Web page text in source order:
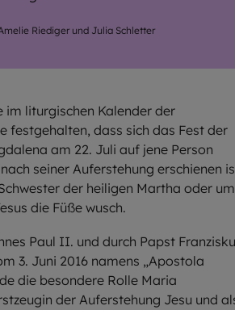
Riediger und Julia Schletter
im liturgischen Kalender der
festgehalten, dass sich das Fest der
am 22. Juli auf jene Person
seiner Auferstehung erschienen
der heiligen Martha oder um
die Füße wusch.
Paul II. und durch Papst
3. Juni 2016 namens „Apostola
die besondere Rolle Maria
der Auferstehung Jesu und